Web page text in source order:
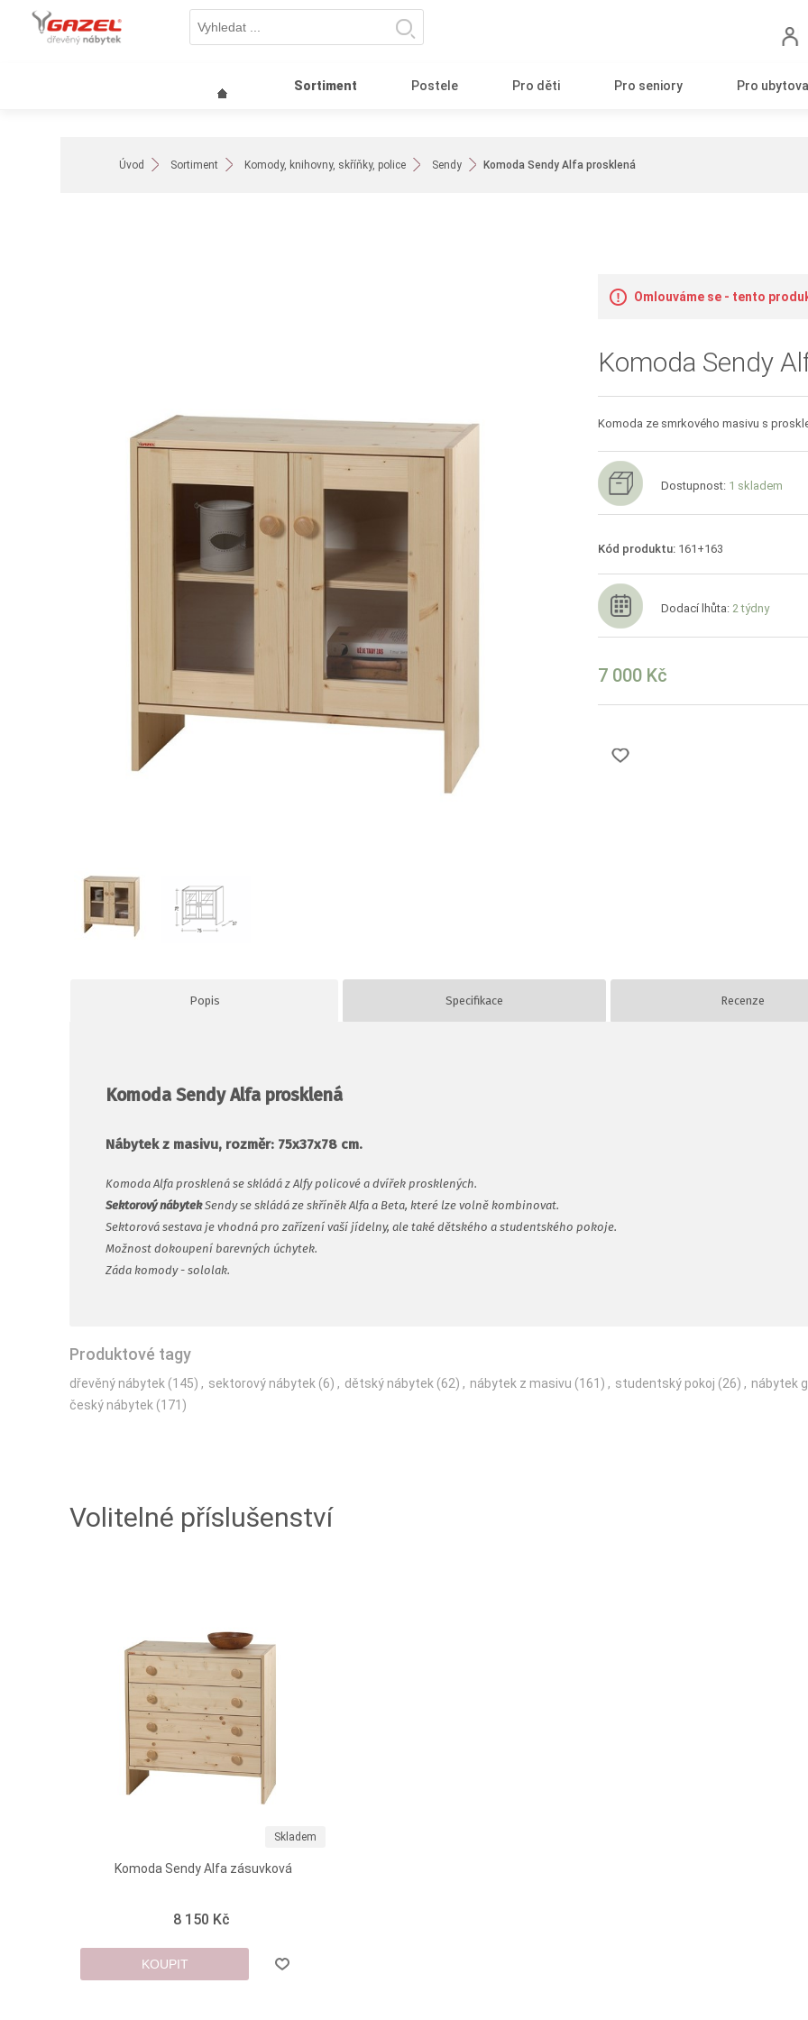
Sortiment Postele Pro děti Pro seniory Pro
Úvod Sortiment Komody, knihovny, skříňky, police Sendy Komoda Sendy Alfa prosklená
Omlouváme se - tento
Komoda Sendy
Komoda ze smrkového masivu s
Dostupnost: 1 skladem
Kód produktu: 161+163
Dodací lhůta: 2 týdny
7 000 Kč
Popis Specifikace Recenze
Komoda Sendy Alfa prosklená
Nábytek z masivu, rozměr: 75x37x78 cm.
Komoda Alfa prosklená se skládá z Alfy policové a dvířek prosklených.
Sektorový nábytekSendy se skládá ze skříněk Alfa a Beta, které lze volně kombinovat.
Sektorová sestava je vhodná pro zařízení vaší jídelny, ale také dětského a studentského pokoje.
Možnost dokoupení barevných úchytek.
Záda komody - sololak.
Produktové tagy
dřevěný nábytek (145) , sektorový nábytek (6) , dětský nábytek (62) , nábytek z masivu (161) , studentský pokoj (26) , nábytek
český nábytek (171)
Volitelné příslušenství
Skladem
Komoda Sendy Alfa zásuvková
8 150 Kč
KOUPIT